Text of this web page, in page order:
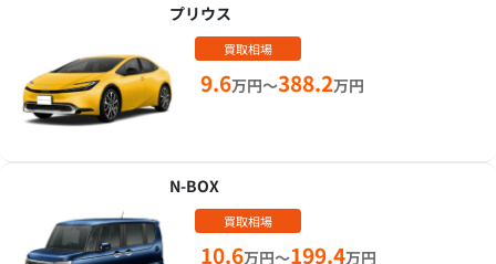
プリウス
買取相場
9.6万円～388.2万円
N-BOX
買取相場
10.6万円～199.4万円